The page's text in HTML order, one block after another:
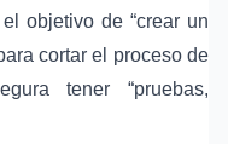
objetivo de “crear un
cortar el proceso de
tener “pruebas,